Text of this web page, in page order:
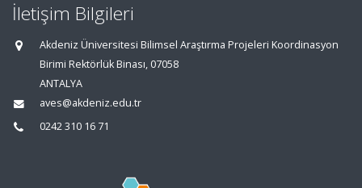
İletişim Bilgileri
Akdeniz Üniversitesi Bilimsel Araştırma Projeleri Koordinasyon
Birimi Rektörlük Binası, 07058
ANTALYA
aves@akdeniz.edu.tr
0242 310 16 71